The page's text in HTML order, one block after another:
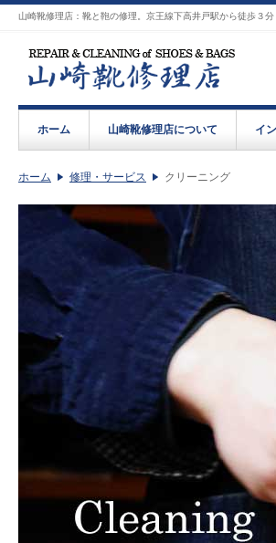
山崎靴修理店：靴と鞄の修理。京王線下高井戸駅から徒歩３分
ホーム 山崎靴修理店について イ
ホーム 修理・サービス クリーニング